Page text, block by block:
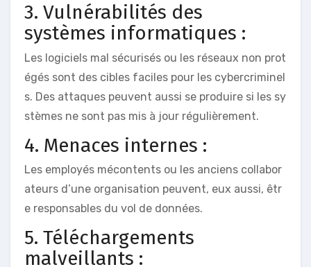
3. Vulnérabilités des
systèmes informatiques :
Les logiciels mal sécurisés ou les réseaux non prot
égés sont des cibles faciles pour les cybercriminel
s. Des attaques peuvent aussi se produire si les sy
stèmes ne sont pas mis à jour régulièrement.
4. Menaces internes :
Les employés mécontents ou les anciens collabor
ateurs d’une organisation peuvent, eux aussi, êtr
e responsables du vol de données.
5. Téléchargements
malveillants :